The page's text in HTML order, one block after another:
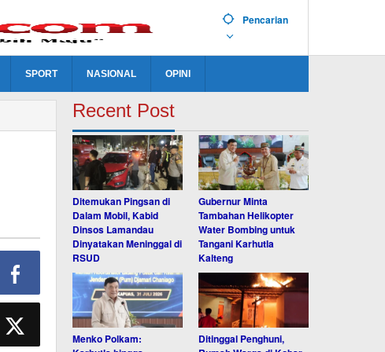
Pencarian
SPORT NASIONAL OPINI
Recent Post
Ditemukan Pingsan di
Dalam Mobil, Kabid
Dinsos Lamandau
Dinyatakan Meninggal di
RSUD
Gubernur Minta
Tambahan Helikopter
Water Bombing untuk
Tangani Karhutla
Kalteng
Menko Polkam:
Ditinggal Penghuni,